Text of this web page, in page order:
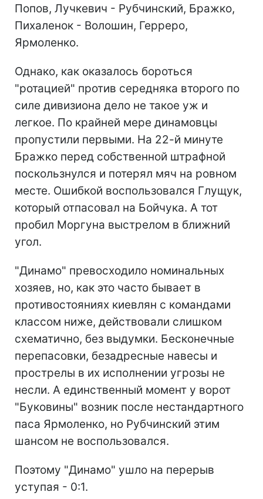
Попов, Лучкевич - Рубчинский, Бражко,
Пихаленок - Волошин, Герреро,
Ярмоленко.
Однако, как оказалось бороться
"ротацией" против середняка второго по
силе дивизиона дело не такое уж и
легкое. По крайней мере динамовцы
пропустили первыми. На 22-й минуте
Бражко перед собственной штрафной
поскользнулся и потерял мяч на ровном
месте. Ошибкой воспользовался Глущук,
который отпасовал на Бойчука. А тот
пробил Моргуна выстрелом в ближний
угол.
"Динамо" превосходило номинальных
хозяев, но, как это часто бывает в
противостояниях киевлян с командами
классом ниже, действовали слишком
схематично, без выдумки. Бесконечные
перепасовки, безадресные навесы и
прострелы в их исполнении угрозы не
несли. А единственный момент у ворот
"Буковины" возник после нестандартного
паса Ярмоленко, но Рубчинский этим
шансом не воспользовался.
Поэтому "Динамо" ушло на перерыв
уступая - 0:1.